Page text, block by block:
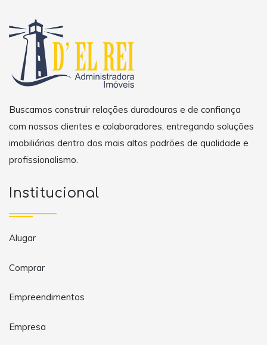
Buscamos construir relações duradouras e de confiança
com nossos clientes e colaboradores, entregando soluções
imobiliárias dentro dos mais altos padrões de qualidade e
profissionalismo.
Institucional
Alugar
Comprar
Empreendimentos
Empresa